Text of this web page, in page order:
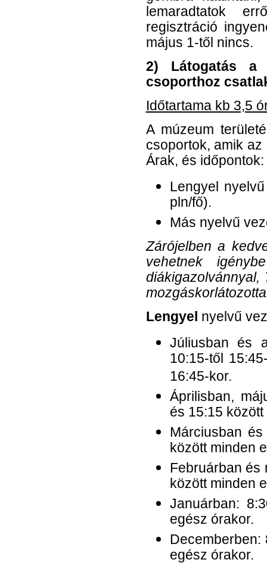
lemaradtatok
regisztráció
május 1-től nincs.
2) Látogatás a
csoporthoz
Időtartama kb 3,5
A múzeum
csoportok, amik
Árak, és időpontok:
Lengyel
pln/fő).
Más nyelvű
Zárójelben a
vehetnek
Lengyel nyelvű
Júliusban és
10:15-től
16:45-kor.
Áprilisban,
és 15:15
Márciusban
között minden
Februárban
között minden
Januárban:
egész órakor.
Decemberben:
egész órakor.